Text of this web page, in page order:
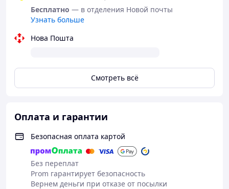
Бесплатно — в отделения Новой почты
Узнать больше
Нова Пошта
Смотреть всё
Оплата и гарантии
Безопасная оплата картой
Без переплат
Prom гарантирует безопасность
Вернем деньги при отказе от посылки